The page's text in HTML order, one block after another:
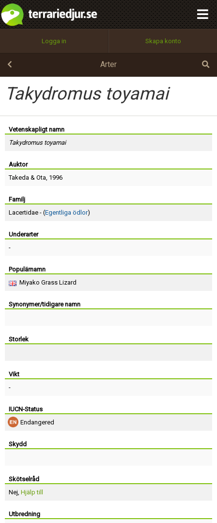
Logga in Skapa konto
Arter
Takydromus toyamai
Vetenskapligt namn
Takydromus toyamai
Auktor
Takeda & Ota, 1996
Familj
Lacertidae - (Egentliga ödlor)
Underarter
-
Populärnamn
Miyako Grass Lizard
Synonymer/tidigare namn
Storlek
Vikt
-
IUCN-Status
Endangered
Skydd
Skötselråd
Nej, Hjälp till
Utbredning
Utför
100%
OK
integritetspolicy
Namn:
Epost:
Användarnamn:
Lösenord:
Terms of Service
Begär nytt lösenord
Tillbaka till förstasidan